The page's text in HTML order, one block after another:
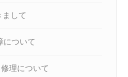
して
について
理について